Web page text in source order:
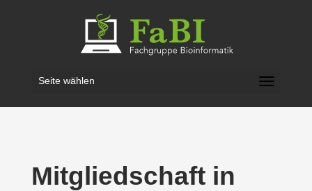
Seite wählen
Mitglied­schaft in